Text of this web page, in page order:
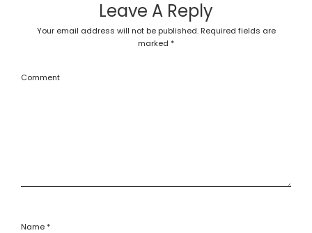
Leave A Reply
Your email address will not be published. Required fields are
marked *
Comment
Name*